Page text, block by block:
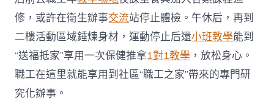
修，或許在衛生辦事交流站停止體檢。午休后，再到
二樓活動區域錘煉身材，運動停止后還小班教學能到
“送福抵家”享用一次保健推拿1對1教學 ，放松身心。
職工在這里就能享用到社區“職工之家”帶來的專門研
究化辦事。